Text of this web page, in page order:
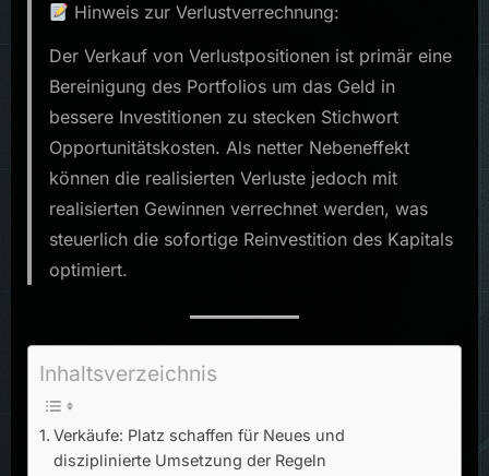
Hinweis zur Verlustverrechnung:
Der Verkauf von Verlustpositionen ist primär eine
Bereinigung des Portfolios um das Geld in
bessere Investitionen zu stecken Stichwort
Opportunitätskosten. Als netter Nebeneffekt
können die realisierten Verluste jedoch mit
realisierten Gewinnen verrechnet werden, was
steuerlich die sofortige Reinvestition des Kapitals
optimiert.
Inhaltsverzeichnis
Verkäufe: Platz schaffen für Neues und
disziplinierte Umsetzung der Regeln